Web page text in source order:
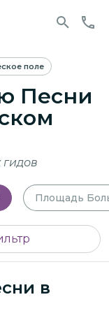
поле
Песни
гидов
Площадь
в